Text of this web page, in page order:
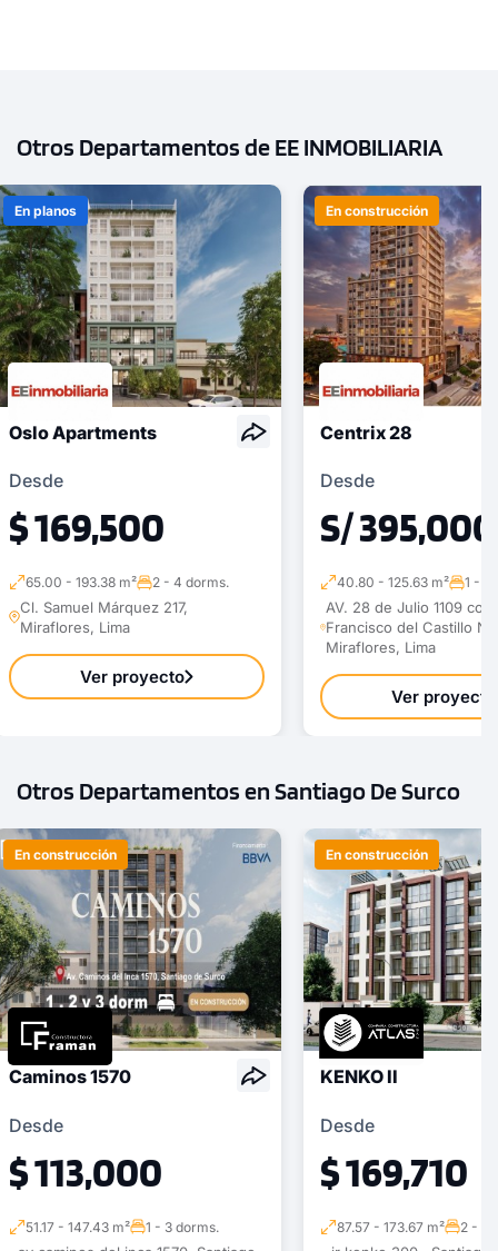
Otros Departamentos de EE INMOBILIARIA
En planos
Oslo Apartments
Desde
$ 169,500
65.00 - 193.38 m² 2 - 4 dorms.
Cl. Samuel Márquez 217,
Miraflores, Lima
Ver proyecto
En construcción
Centrix 28
Desde
S/ 395,000
40.80 - 125.63 m² 1 - 4
AV. 28 de Julio 1109 con
Francisco del Castillo
Miraflores, Lima
Ver proyecto
Otros Departamentos en Santiago De Surco
En construcción
Caminos 1570
Desde
$ 113,000
51.17 - 147.43 m² 1 - 3 dorms.
En construcción
KENKO II
Desde
$ 169,710
87.57 - 173.67 m² 2 - 3